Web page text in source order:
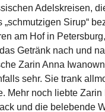
Adelskreisen,
Sirup“
am Hof in
Getränk nach und
Zarin Anna
sehr. Sie trank
Mehr noch liebte Zarin
und die belebende